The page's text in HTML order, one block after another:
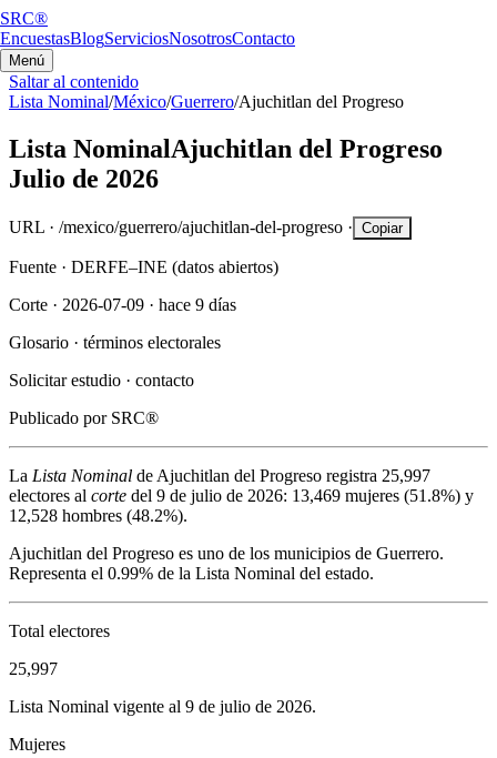
SRC®
EncuestasBlogServiciosNosotrosContacto
Menú
Saltar al contenido
Lista Nominal/México/Guerrero/Ajuchitlan del Progreso
Lista NominalAjuchitlan del Progreso
Julio de 2026
URL · /mexico/guerrero/ajuchitlan-del-progreso · Copiar
Fuente · DERFE–INE (datos abiertos)
Corte · 2026-07-09 · hace 9 días
Glosario · términos electorales
Solicitar estudio · contacto
Publicado por SRC®
La Lista Nominal de Ajuchitlan del Progreso registra 25,997
electores al corte del 9 de julio de 2026: 13,469 mujeres (51.8%) y
12,528 hombres (48.2%).
Ajuchitlan del Progreso es uno de los municipios de Guerrero.
Representa el 0.99% de la Lista Nominal del estado.
Total electores
25,997
Lista Nominal vigente al 9 de julio de 2026.
Mujeres